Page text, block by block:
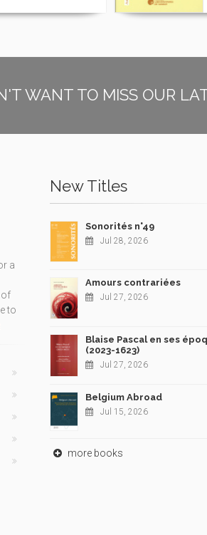
WANT TO MISS OUR
a
of
to
New Titles
Sonorités n°49
Jul 28, 2026
Amours contrariées
Jul 27, 2026
Blaise Pascal en ses
(2023-1623)
Jul 27, 2026
Belgium Abroad
Jul 15, 2026
more books